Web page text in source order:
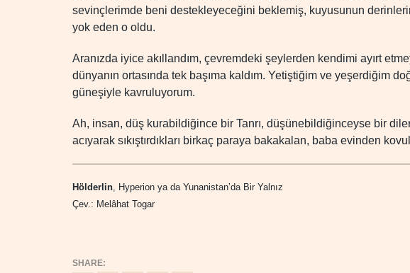
sevinçlerimde beni destekleyeceğini beklemiş, kuyusunun
yok eden o oldu.
Aranızda iyice akıllandım, çevremdeki şeylerden kendimi ayırt
dünyanın ortasında tek başıma kaldım. Yetiştiğim ve yeşerdiğim
güneşiyle kavruluyorum.
Ah, insan, düş kurabildiğince bir Tanrı, düşünebildiğinceyse bir
acıyarak sıkıştırdıkları birkaç paraya bakakalan, baba evinden
Hölderlin, Hyperion ya da Yunanistan’da Bir Yalnız
Çev.: Melâhat Togar